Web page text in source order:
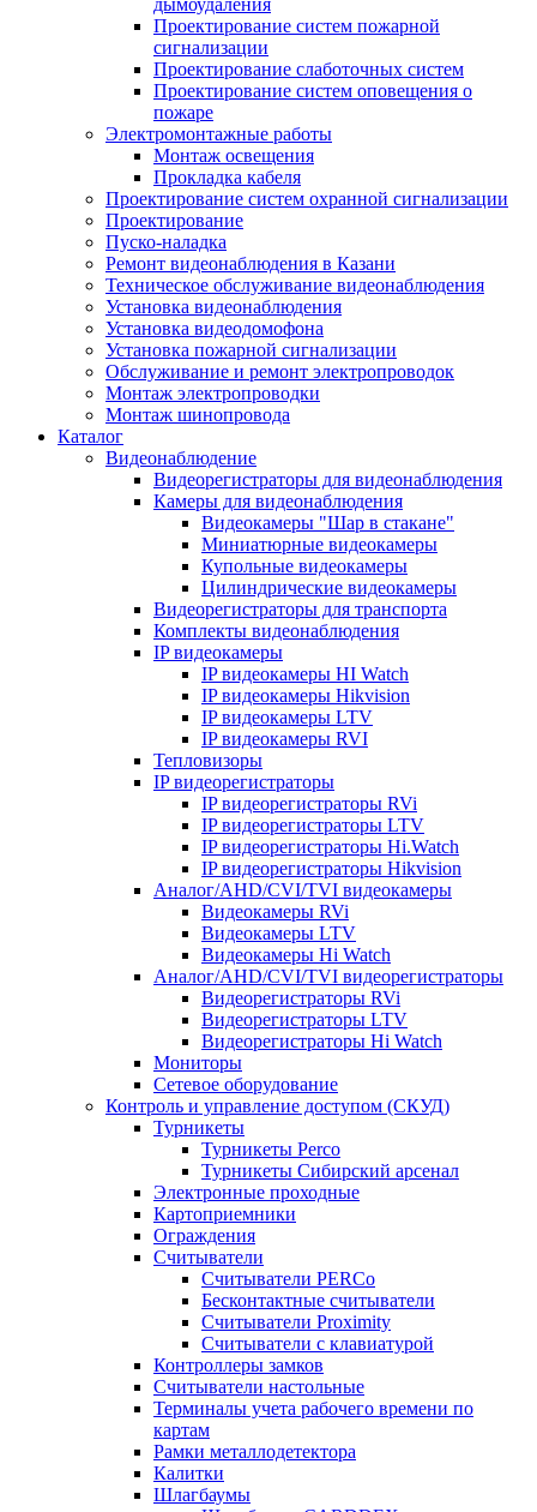
дымоудаления
Проектирование систем пожарной
сигнализации
Проектирование слаботочных систем
Проектирование систем оповещения о
пожаре
Электромонтажные работы
Монтаж освещения
Прокладка кабеля
Проектирование систем охранной сигнализации
Проектирование
Пуско-наладка
Ремонт видеонаблюдения в Казани
Техническое обслуживание видеонаблюдения
Установка видеонаблюдения
Установка видеодомофона
Установка пожарной сигнализации
Обслуживание и ремонт электропроводок
Монтаж электропроводки
Монтаж шинопровода
Каталог
Видеонаблюдение
Видеорегистраторы для видеонаблюдения
Камеры для видеонаблюдения
Видеокамеры "Шар в стакане"
Миниатюрные видеокамеры
Купольные видеокамеры
Цилиндрические видеокамеры
Видеорегистраторы для транспорта
Комплекты видеонаблюдения
IP видеокамеры
IP видеокамеры HI Watch
IP видеокамеры Hikvision
IP видеокамеры LTV
IP видеокамеры RVI
Тепловизоры
IP видеорегистраторы
IP видеорегистраторы RVi
IP видеорегистраторы LTV
IP видеорегистраторы Hi.Watch
IP видеорегистраторы Hikvision
Аналог/AHD/CVI/TVI видеокамеры
Видеокамеры RVi
Видеокамеры LTV
Видеокамеры Hi Watch
Аналог/AHD/CVI/TVI видеорегистраторы
Видеорегистраторы RVi
Видеорегистраторы LTV
Видеорегистраторы Hi Watch
Мониторы
Сетевое оборудование
Контроль и управление доступом (СКУД)
Турникеты
Турникеты Perco
Турникеты Сибирский арсенал
Электронные проходные
Картоприемники
Ограждения
Считыватели
Считыватели PERCo
Бесконтактные считыватели
Считыватели Proximity
Считыватели с клавиатурой
Контроллеры замков
Считыватели настольные
Терминалы учета рабочего времени по
картам
Рамки металлодетектора
Калитки
Шлагбаумы